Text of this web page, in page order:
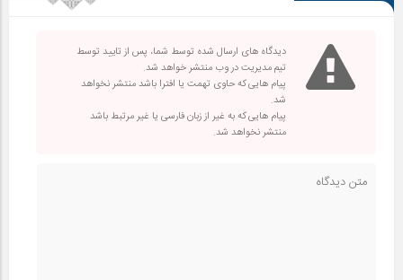
دیدگاه های ارسال شده توسط شما، پس از تایید توسط
تیم مدیریت در وب منتشر خواهد شد.
پیام هایی که حاوی تهمت یا افترا باشد منتشر نخواهد
شد.
پیام هایی که به غیر از زبان فارسی یا غیر مرتبط باشد
منتشر نخواهد شد.